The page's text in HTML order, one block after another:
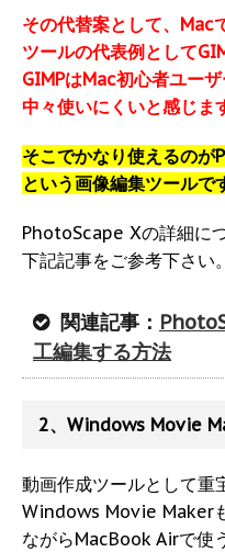
その代替案として、Mac
ツールの代表例として
GIMPはMac初心者ユー
中々使いにくいと感じま
そこでかなり使えるの
という画像編集ツールで
PhotoScape Xの詳細に
下記記事をご参考下さい。
関連記事：
工編集する方法
2、Windows Movie
動画作成ツールとして重
Windows Movie Maker
ながらMacBook Airで使